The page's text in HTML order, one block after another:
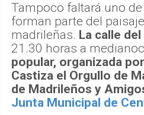
Tampoco faltará uno
forman parte del
madrileñas. La calle
21.30 horas a
popular, organizada
Castiza el Orgullo de
de Madrileños y
Junta Municipal de